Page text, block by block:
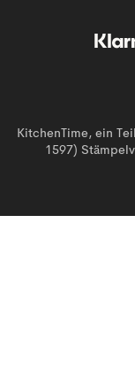
KitchenTime, ein
1597)